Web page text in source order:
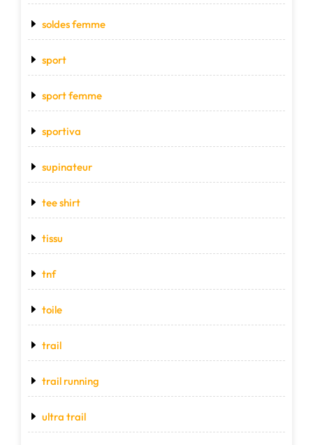
soldes femme
sport
sport femme
sportiva
supinateur
tee shirt
tissu
tnf
toile
trail
trail running
ultra trail